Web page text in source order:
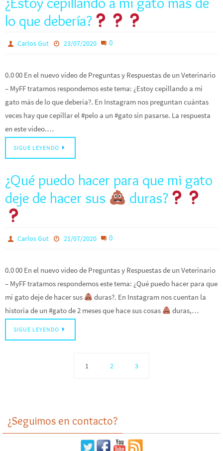
lo que debería?
Carlos Gut 23/07/2020 0
0.0 00 En el nuevo vídeo de Preguntas y Respuestas de un Veterinario
– MyFF tratamos respondemos este tema: ¿Estoy cepillando a mi
gato más de lo que debería?. En Instagram nos preguntan cuántas
veces hay que cepillar el #pelo a un #gato sin pasarse. La respuesta
en este vídeo.…
SIGUE LEYENDO
¿Qué puedo hacer para que mi gato
deje de hacer sus
duras?
Carlos Gut 21/07/2020 0
0.0 00 En el nuevo vídeo de Preguntas y Respuestas de un Veterinario
– MyFF tratamos respondemos este tema: ¿Qué puedo hacer para que
mi gato deje de hacer sus
duras?. En Instagram nos cuentan la
historia de un #gato de 2 meses que hace sus cosas
duras,…
SIGUE LEYENDO
1 2 3
¿Seguimos en contacto?